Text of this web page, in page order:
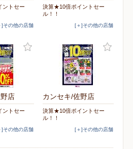
ントセー
]その他の店舗
決算★10倍ポイントセー
ル！！
[＋]その他の店舗
店
ントセー
]その他の店舗
カンセキ/佐野店
決算★10倍ポイントセー
ル！！
[＋]その他の店舗